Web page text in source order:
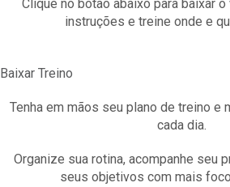
Clique no botão abaixo para baixar
instruções e treine onde e
Baixar Treino
Tenha em mãos seu plano de treino e
cada dia.
Organize sua rotina, acompanhe seu
seus objetivos com mais